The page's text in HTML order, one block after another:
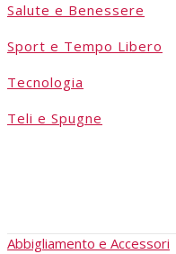
Salute e Benessere
Sport e Tempo Libero
Tecnologia
Teli e Spugne
Abbigliamento e Accessori